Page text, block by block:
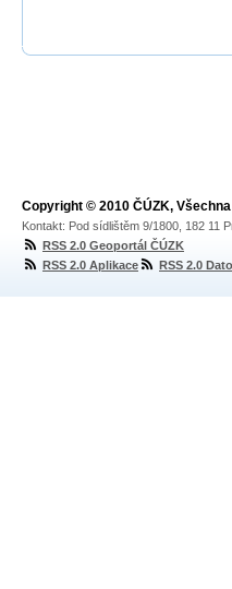
Copyright © 2010 ČÚZK,
Kontakt: Pod sídlištěm 9/1800, 182 11
RSS 2.0 Geoportál ČÚZK
RSS 2.0 Aplikace
RSS 2.0